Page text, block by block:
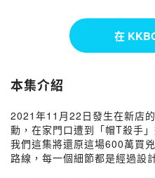
在
本集介紹
2021年11月22日發生在新店
勳，在家門口遭到「帽T殺手
我們這集將還原這場600萬買
路線，每一個細節都是經過設